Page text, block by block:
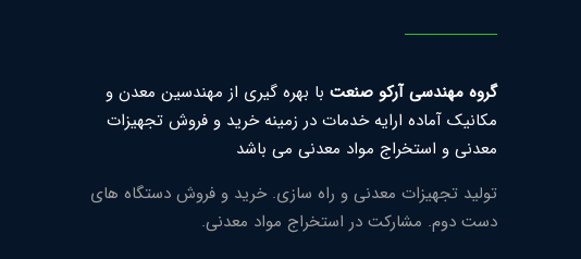
گروه مهندسی آرکو صنعت با بهره گیری از مهندسین معدن و
مکانیک آماده ارایه خدمات در زمینه خرید و فروش تجهیزات
معدنی و استخراج مواد معدنی می باشد
تولید تجهیزات معدنی و راه سازی. خرید و فروش دستگاه های
دست دوم. مشارکت در استخراج مواد معدنی.